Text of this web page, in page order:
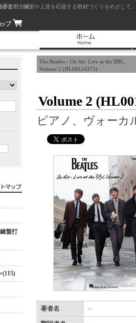
まで、練習や上達を応援する教材づくりをめざし
盤打
(115)
The Beatles - On Air: Live at the BBC,
Volume 2 (HL00124375)
Volume 2
ピアノ、ヴォーカ
著者名 -
い）
手数料別途）